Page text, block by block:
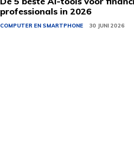
professionals in 2026
COMPUTER EN SMARTPHONE 30 JUNI 2026